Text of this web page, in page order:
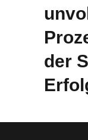
der